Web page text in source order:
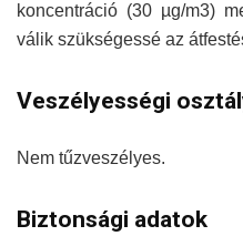
koncentráció (30 µg/m3)
válik szükségessé az
Veszélyességi
Nem tűzveszélyes.
Biztonsági adatok